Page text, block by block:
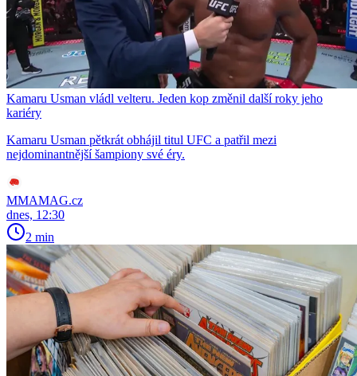
Kamaru Usman vládl velteru. Jeden kop změnil další roky jeho
kariéry
Kamaru Usman pětkrát obhájil titul UFC a patřil mezi
nejdominantnější šampiony své éry.
MMAMAG.cz
dnes, 12:30
2 min